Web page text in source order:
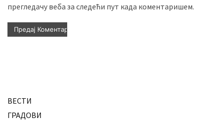
прегледачу веба за следећи пут када коментаришем.
ВЕСТИ
ГРАДОВИ